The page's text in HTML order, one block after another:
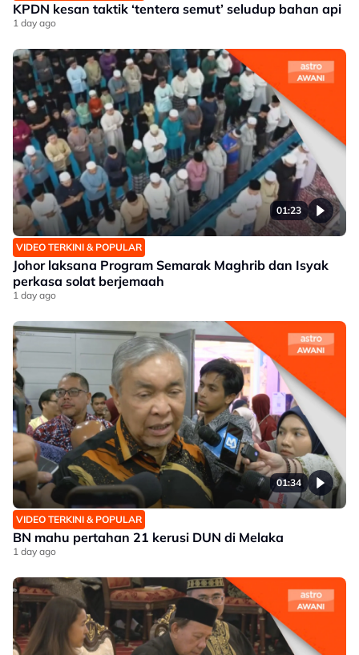
KPDN kesan taktik ‘tentera semut’ seludup bahan api
1 day ago
01:23
VIDEO TERKINI & POPULAR
Johor laksana Program Semarak Maghrib dan Isyak
perkasa solat berjemaah
1 day ago
01:34
VIDEO TERKINI & POPULAR
BN mahu pertahan 21 kerusi DUN di Melaka
1 day ago